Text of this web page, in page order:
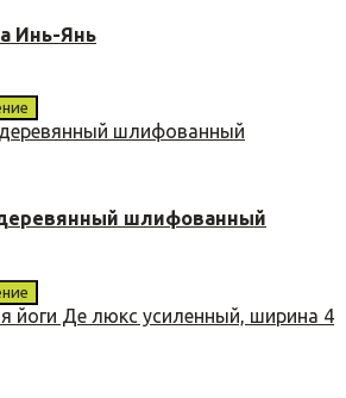
Инь-Янь
шлифованный